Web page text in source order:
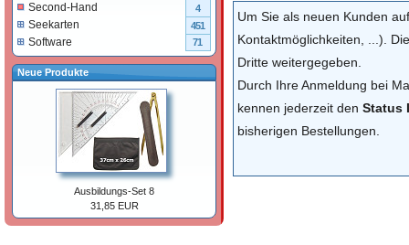
Um Sie als neuen Kunden
Kontaktmöglichkeiten, ...).
Dritte weitergegeben.
Durch Ihre Anmeldung bei
kennen jederzeit den Status
bisherigen Bestellungen.
Second-Hand 4
Seekarten 451
Software 71
Neue Produkte
Ausbildungs-Set 8
31,85 EUR